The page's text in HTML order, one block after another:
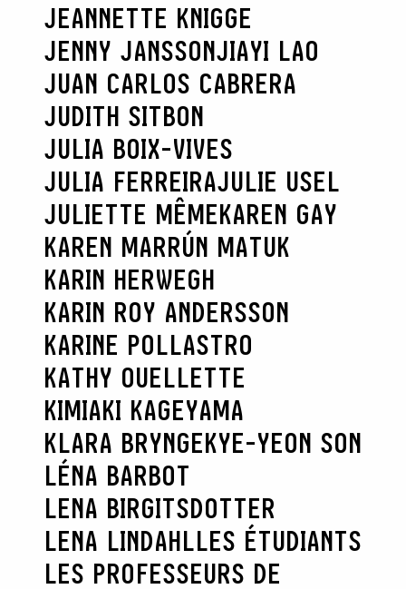
JEANNETTE KNIGGE
JENNY JANSSONJIAYI LAO
JUAN CARLOS CABRERA
JUDITH SITBON
JULIA BOIX-VIVES
JULIA FERREIRAJULIE USEL
JULIETTE MÊMEKAREN GAY
KAREN MARRÚN MATUK
KARIN HERWEGH
KARIN ROY ANDERSSON
KARINE POLLASTRO
KATHY OUELLETTE
KIMIAKI KAGEYAMA
KLARA BRYNGEKYE-YEON SON
LÉNA BARBOT
LENA BIRGITSDOTTER
LENA LINDAHLLES ÉTUDIANTS
LES PROFESSEURS DE
SEARCH :